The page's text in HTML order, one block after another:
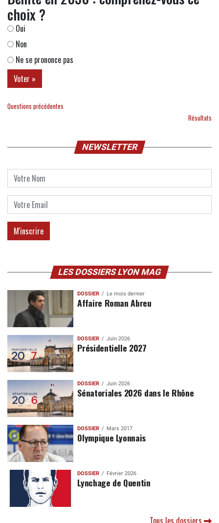
choix ?
Oui
Non
Ne se prononce pas
Questions précédentes
Résultats
NEWSLETTER
LES DOSSIERS LYON MAG
DOSSIER Le mois dernier
Affaire Roman Abreu
DOSSIER Juin 2026
Présidentielle 2027
DOSSIER Juin 2026
Sénatoriales 2026 dans le Rhône
DOSSIER Mars 2017
Olympique Lyonnais
DOSSIER Février 2026
Lynchage de Quentin